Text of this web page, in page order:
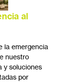
al
la emergencia
nuestro
y soluciones
por